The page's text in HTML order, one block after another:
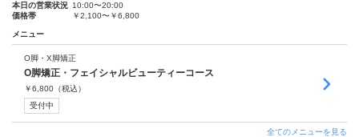
本日の営業状況 10:00〜20:00
価格帯
￥2,100〜￥6,800
メニュー
O脚・X脚矯正
O脚矯正・フェイシャルビューティーコース
￥6,800 （税込）
受付中
全てのメニューを見る